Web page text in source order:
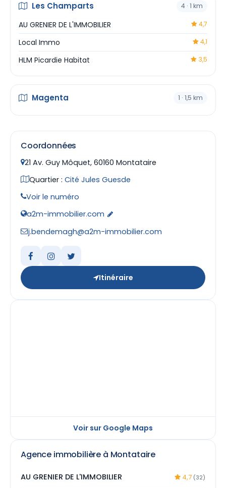
Les Champarts 4 · 1 km
AU GRENIER DE L'IMMOBILIER 4,7
Local Immo 4,1
HLM Picardie Habitat 3,5
Magenta 1 · 1,5 km
Coordonnées
21 Av. Guy Môquet, 60160 Montataire
Quartier : Cité Jules Guesde
Voir le numéro
a2m-immobilier.com
j.bendemagh@a2m-immobilier.com
Itinéraire
Voir sur Google Maps
Agence immobilière à Montataire
AU GRENIER DE L'IMMOBILIER 4,7 (32)